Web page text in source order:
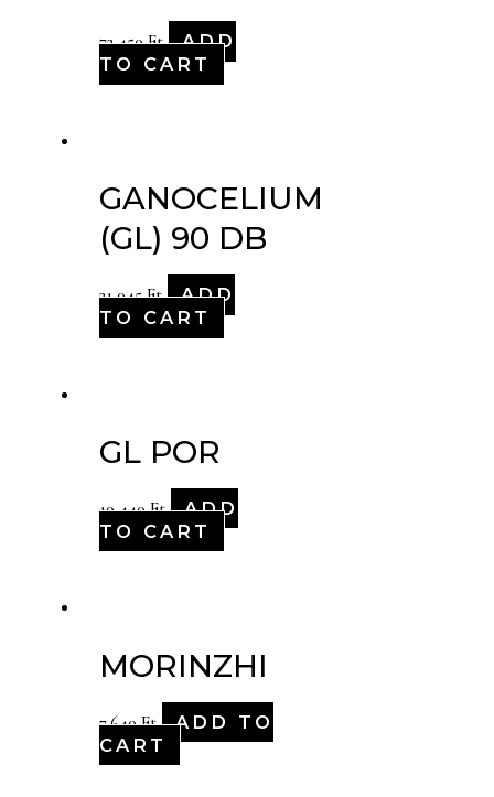
72,450Ft
ADD
TO CART
GANOCELIUM
(GL) 90 DB
21,045Ft
ADD
TO CART
GL POR
10,440Ft
ADD
TO CART
MORINZHI
7,640Ft
ADD TO
CART